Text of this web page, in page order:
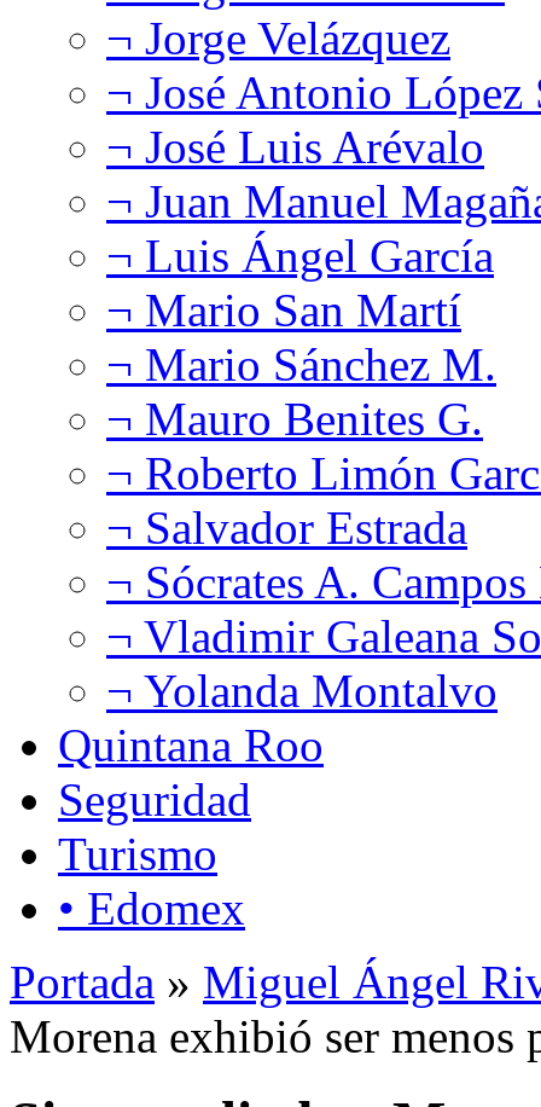
¬ Jorge Velázquez
¬ José Antonio López
¬ José Luis Arévalo
¬ Juan Manuel
¬ Luis Ángel García
¬ Mario San Martí
¬ Mario Sánchez M.
¬ Mauro Benites G.
¬ Roberto Limón
¬ Salvador Estrada
¬ Sócrates A.
¬ Vladimir Galeana
¬ Yolanda Montalvo
Quintana Roo
Seguridad
Turismo
• Edomex
Portada » Miguel Ángel
Morena exhibió ser menos